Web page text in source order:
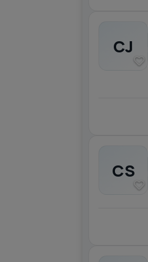
CJ
CS